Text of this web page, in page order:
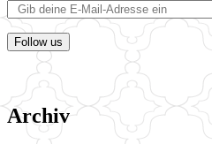
Follow us
Archiv